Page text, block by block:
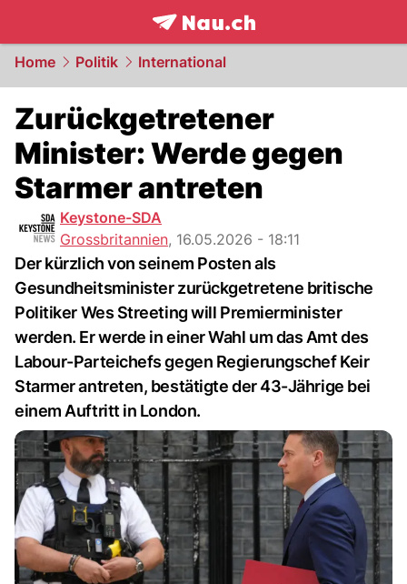
frontpage.NAU.ch
Home Politik International
Zurückgetretener
Minister: Werde gegen
Starmer antreten
Keystone-SDA
Grossbritannien, 16.05.2026 - 18:11
Der kürzlich von seinem Posten als
Gesundheitsminister zurückgetretene britische
Politiker Wes Streeting will Premierminister
werden. Er werde in einer Wahl um das Amt des
Labour-Parteichefs gegen Regierungschef Keir
Starmer antreten, bestätigte der 43-Jährige bei
einem Auftritt in London.